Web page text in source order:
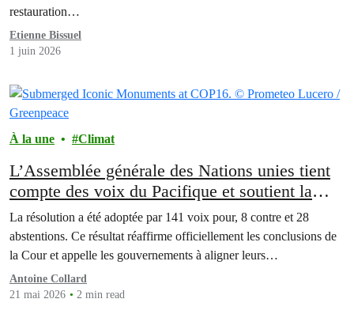
restauration…
Etienne Bissuel
1 juin 2026
À la une Climat
L’Assemblée générale des Nations unies tient
compte des voix du Pacifique et soutient la
Cour internationale de justice concernant les
obligations des États en matière de climat
La résolution a été adoptée par 141 voix pour, 8 contre et 28
abstentions. Ce résultat réaffirme officiellement les conclusions de
la Cour et appelle les gouvernements à aligner leurs…
Antoine Collard
21 mai 2026
2 min read